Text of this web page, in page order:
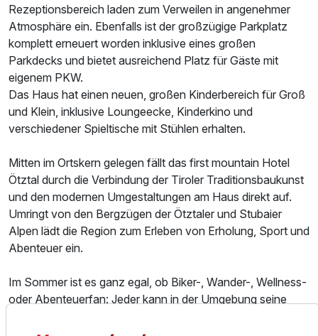
Rezeptionsbereich laden zum Verweilen in angenehmer
Atmosphäre ein. Ebenfalls ist der großzügige Parkplatz
komplett erneuert worden inklusive eines großen
Parkdecks und bietet ausreichend Platz für Gäste mit
eigenem PKW.
Das Haus hat einen neuen, großen Kinderbereich für Groß
und Klein, inklusive Loungeecke, Kinderkino und
verschiedener Spieltische mit Stühlen erhalten.
Mitten im Ortskern gelegen fällt das first mountain Hotel
Ötztal durch die Verbindung der Tiroler Traditionsbaukunst
und den modernen Umgestaltungen am Haus direkt auf.
Umringt von den Bergzügen der Ötztaler und Stubaier
Alpen lädt die Region zum Erleben von Erholung, Sport und
Abenteuer ein.
Im Sommer ist es ganz egal, ob Biker-, Wander-, Wellness-
oder Abenteuerfan: Jeder kann in der Umgebung seine
es unzählige Angebote an Kletter-, Rafting- und